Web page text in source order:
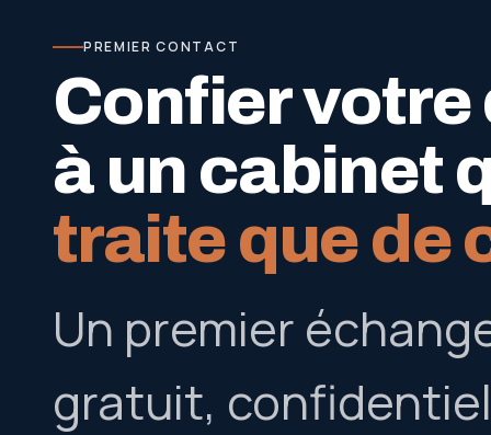
PREMIER CONTACT
Confier votre
à un cabinet
traite que de
Un premier
gratuit,